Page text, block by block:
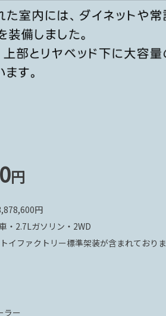
円
円
・2.7Lガソリン・2WD
イファクトリー標準架装が含まれておりま
ラー